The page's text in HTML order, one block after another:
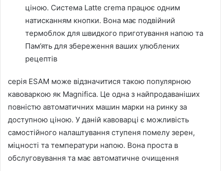
ціною. Система Latte crema працює одним
натисканням кнопки. Вона має подвійний
термоблок для швидкого приготування напою та
Пам’ять для збереження ваших улюблених
рецептів
серія ESAM може відзначитися такою популярною
кавоваркою як Magnifica. Це одна з найпродаваніших
повністю автоматичних машин марки на ринку за
доступною ціною. У даній кавоварці є можливість
самостійного налаштування ступеня помелу зерен,
міцності та температури напою. Вона проста в
обслуговування та має автоматичне очищення